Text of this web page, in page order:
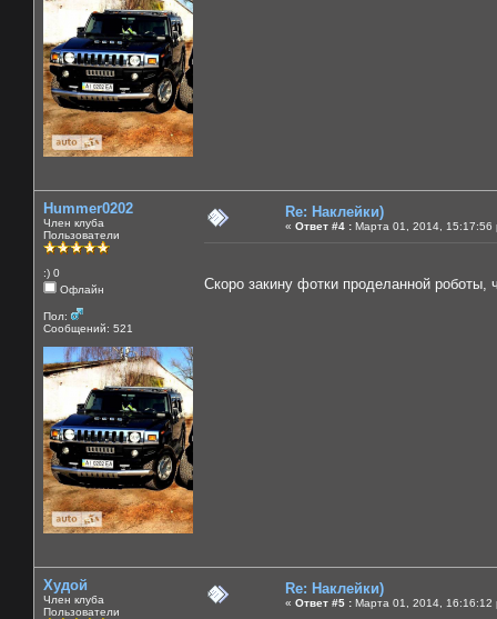
Hummer0202
Член клуба
Пользователи
:) 0
Офлайн
Пол:
Сообщений: 521
Re: Наклейки)
« Ответ #4 : Марта 01, 2014, 15:17:56
Скоро закину фотки проделанной роботы,
Худой
Член клуба
Пользователи
Re: Наклейки)
« Ответ #5 : Марта 01, 2014, 16:16:12